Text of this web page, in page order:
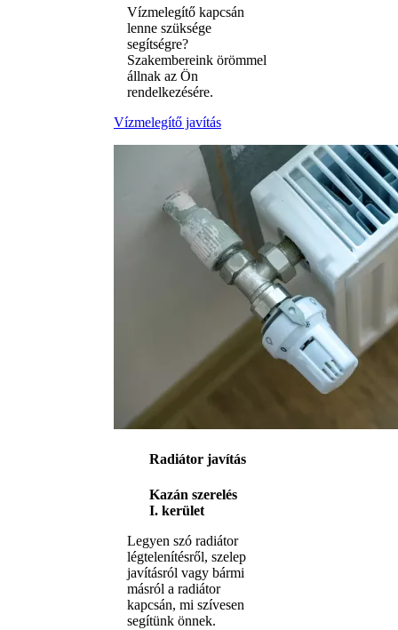
Vízmelegítő kapcsán
lenne szüksége
segítségre?
Szakembereink örömmel
állnak az Ön
rendelkezésére.
Vízmelegítő javítás
Radiátor javítás
Kazán szerelés
I. kerület
Legyen szó radiátor
légtelenítésről, szelep
javításról vagy bármi
másról a radiátor
kapcsán, mi szívesen
segítünk önnek.